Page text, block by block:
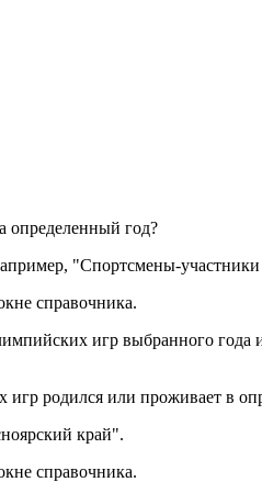
определенный год?
"Спортсмены-
справочника.
игр выбранного
игр родился или проживает в
край".
справочника.